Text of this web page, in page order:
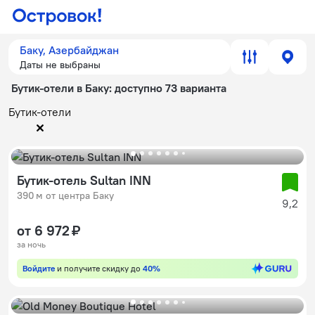
Баку, Азербайджан
Даты не выбраны
Бутик-отели в Баку: доступно 73 варианта
Бутик-отели
Бутик-отель Sultan INN
390 м от центра Баку
9,2
от 6 972 ₽
за ночь
Войдите и получите скидку до 40%